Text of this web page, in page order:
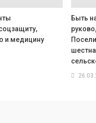
и медицину
Быть